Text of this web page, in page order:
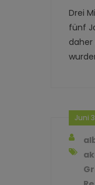
Drei
fünf
daher
Juni